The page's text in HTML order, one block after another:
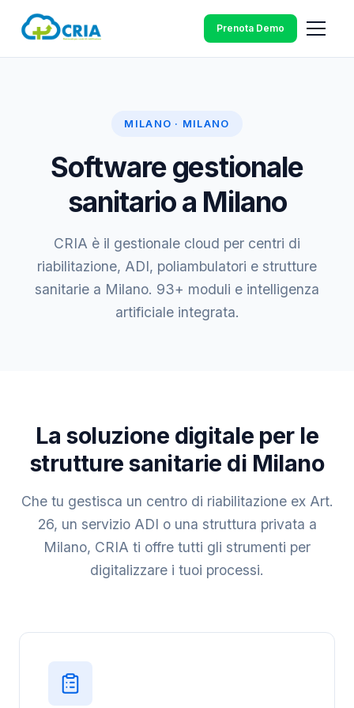
Prenota Demo
MILANO · MILANO
Software gestionale
sanitario a Milano
CRIA è il gestionale cloud per centri di
riabilitazione, ADI, poliambulatori e strutture
sanitarie a Milano. 93+ moduli e intelligenza
artificiale integrata.
La soluzione digitale per le
strutture sanitarie di Milano
Che tu gestisca un centro di riabilitazione ex Art.
26, un servizio ADI o una struttura privata a
Milano, CRIA ti offre tutti gli strumenti per
digitalizzare i tuoi processi.